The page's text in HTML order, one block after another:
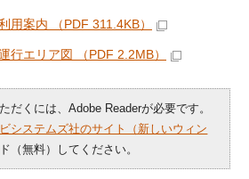
案内 （PDF 311.4KB）
エリア図 （PDF 2.2MB）
だくには、Adobe Readerが必要です。
システムズ社のサイト（新しいウィン
（無料）してください。